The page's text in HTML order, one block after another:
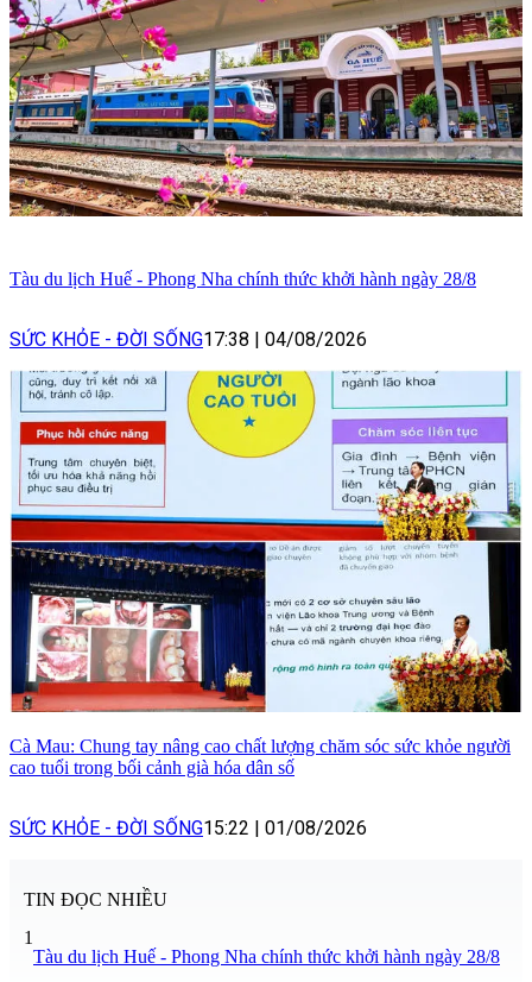
Tàu du lịch Huế - Phong Nha chính thức khởi hành ngày 28/8
SỨC KHỎE - ĐỜI SỐNG17:38 04/08/2026
Cà Mau: Chung tay nâng cao chất lượng chăm sóc sức khỏe người
cao tuổi trong bối cảnh già hóa dân số
SỨC KHỎE - ĐỜI SỐNG15:22 01/08/2026
TIN ĐỌC NHIỀU
1
Tàu du lịch Huế - Phong Nha chính thức khởi hành ngày 28/8